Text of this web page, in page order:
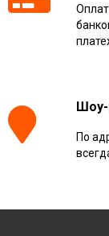
Шоу-
По